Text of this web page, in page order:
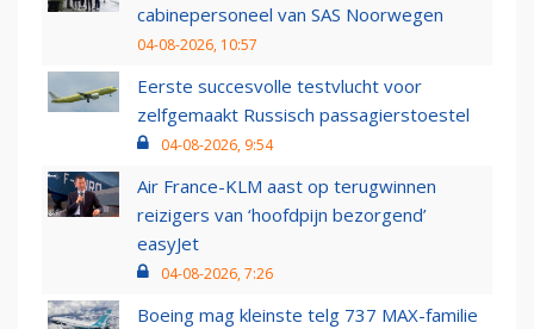
cabinepersoneel van SAS Noorwegen
04-08-2026, 10:57
Eerste succesvolle testvlucht voor
zelfgemaakt Russisch passagierstoestel
04-08-2026, 9:54
Air France-KLM aast op terugwinnen
reizigers van ‘hoofdpijn bezorgend’
easyJet
04-08-2026, 7:26
Boeing mag kleinste telg 737 MAX-familie